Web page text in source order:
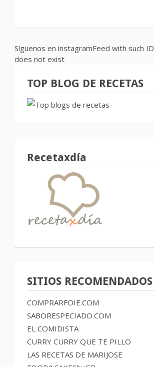
Síguenos en instagramFeed with such ID
does not exist
TOP BLOG DE RECETAS
Recetaxdía
SITIOS RECOMENDADOS
COMPRARFOIE.COM
SABORESPECIADO.COM
EL COMIDISTA
CURRY CURRY QUE TE PILLO
LAS RECETAS DE MARIJOSE